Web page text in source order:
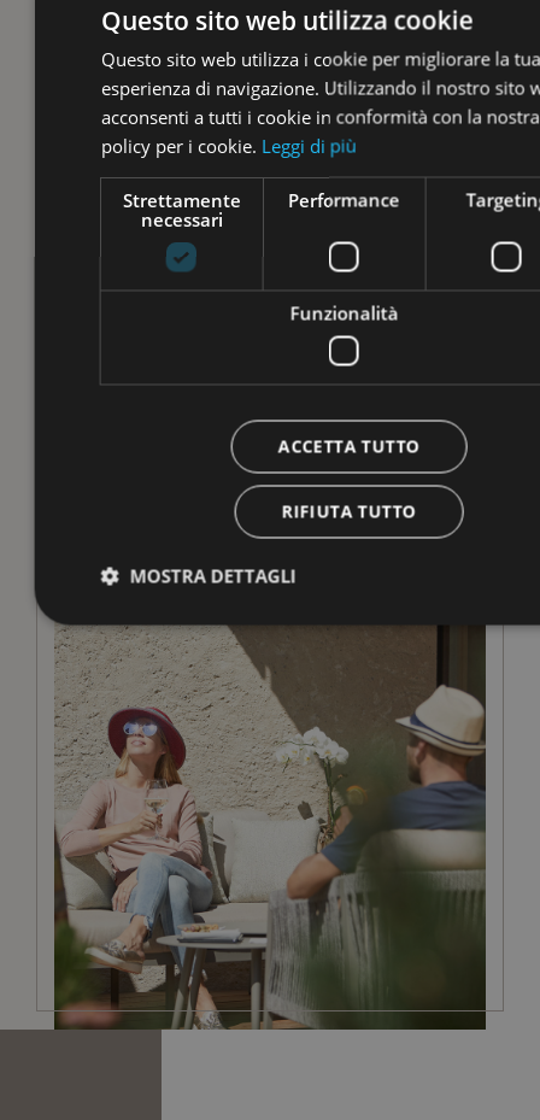
Questo sito web utilizza cookie
Questo sito web utilizza i cookie per migliorare la tua
esperienza di navigazione. Utilizzando il nostro sito
acconsenti a tutti i cookie in conformità con la nostra
policy per i cookie. Leggi di più
Strettamente
necessari
Performance
Funzionalità
ACCETTA TUTTO
RIFIUTA TUTTO
MOSTRA DETTAGLI